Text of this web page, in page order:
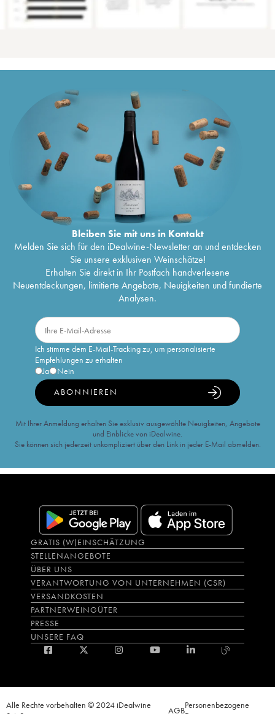
Bleiben Sie mit uns in Kontakt
Melden Sie sich für den iDealwine-Newsletter an und entdecken
Sie unsere exklusiven Weinschätze!
Erhalten Sie direkt in Ihr Postfach handverlesene
Neuentdeckungen, limitierte Angebote, Neuigkeiten und fundierte
Analysen.
Ich stimme dem E-Mail-Tracking zu, um personalisierte
Empfehlungen zu erhalten
Ja
Nein
ABONNIEREN
Mit Ihrer Anmeldung erhalten Sie exklusiv ausgewählte Neuigkeiten, Angebote
und Einblicke von iDealwine.
Sie können sich jederzeit unkompliziert über den Link in jeder E-Mail abmelden.
GRATIS (W)EINSCHÄTZUNG
STELLENANGEBOTE
ÜBER UNS
VERANTWORTUNG VON UNTERNEHMEN (CSR)
VERSANDKOSTEN
PARTNERWEINGÜTER
PRESSE
UNSERE FAQ
Alle Rechte vorbehalten © 2024 iDealwine
AGBPersonenbezogene